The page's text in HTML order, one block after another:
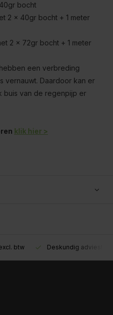
bocht
2 x 40gr bocht + 1 meter
2 x 72gr bocht + 1 meter
een verbreding
vernauwt. Daardoor kan er
buis van de regenpijp er
klik hier >
btw Deskundig advies!